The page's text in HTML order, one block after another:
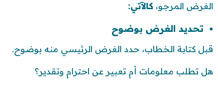
الغرض المرجو، كالآتي:
تحديد الغرض بوضوح
قبل كتابة الخطاب، حدد الغرض الرئيسي منه بوضوح.
هل تطلب معلومات أم تعبير عن احترام وتقدير؟